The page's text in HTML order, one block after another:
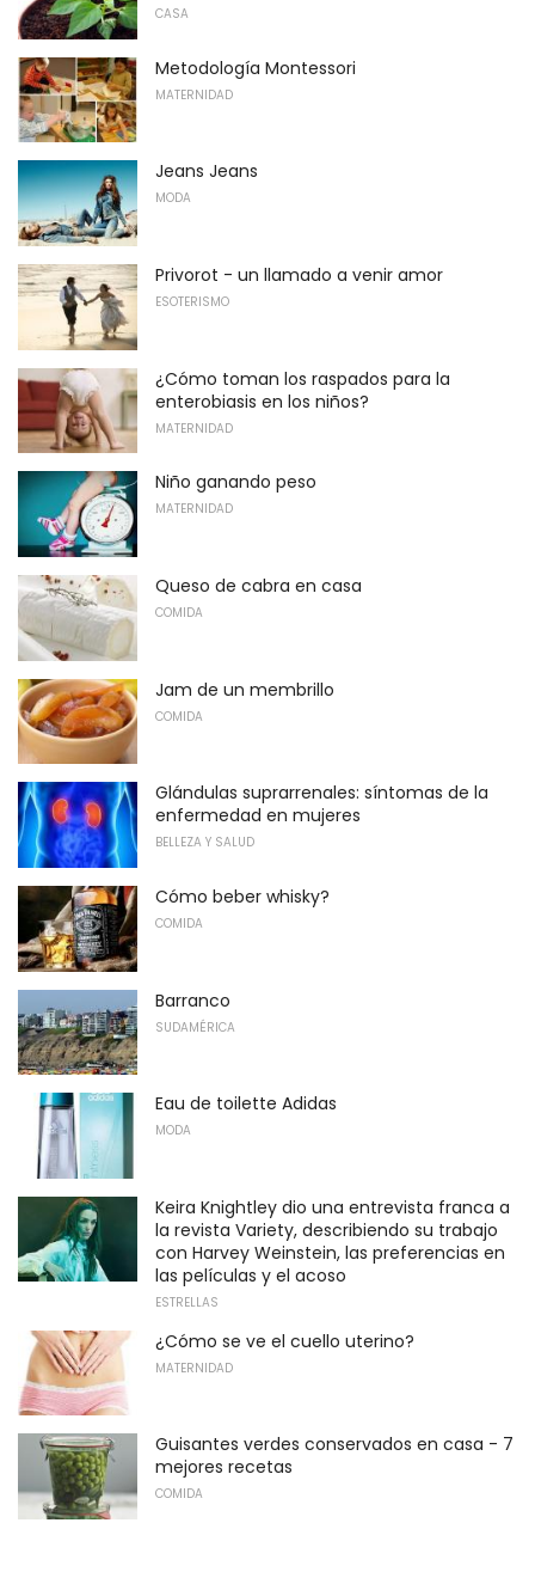
CASA
Metodología Montessori
MATERNIDAD
Jeans Jeans
MODA
Privorot - un llamado a venir amor
ESOTERISMO
¿Cómo toman los raspados para la
enterobiasis en los niños?
MATERNIDAD
Niño ganando peso
MATERNIDAD
Queso de cabra en casa
COMIDA
Jam de un membrillo
COMIDA
Glándulas suprarrenales: síntomas de la
enfermedad en mujeres
BELLEZA Y SALUD
Cómo beber whisky?
COMIDA
Barranco
SUDAMÉRICA
Eau de toilette Adidas
MODA
Keira Knightley dio una entrevista franca a
la revista Variety, describiendo su trabajo
con Harvey Weinstein, las preferencias en
las películas y el acoso
ESTRELLAS
¿Cómo se ve el cuello uterino?
MATERNIDAD
Guisantes verdes conservados en casa - 7
mejores recetas
COMIDA